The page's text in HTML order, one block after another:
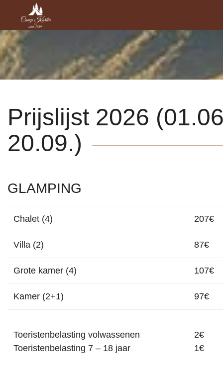
Prijslijst 2026
20.09.)
GLAMPING
Chalet (4) 207€
Villa (2) 87€
Grote kamer (4) 107€
Kamer (2+1) 97€
Toeristenbelasting volwassenen
Toeristenbelasting 7 – 18 jaar
2€
1€